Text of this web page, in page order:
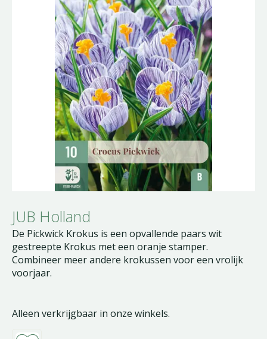
JUB Holland
De Pickwick Krokus is een opvallende paars wit
gestreepte Krokus met een oranje stamper.
Combineer meer andere krokussen voor een vrolijk
voorjaar.
Alleen verkrijgbaar in onze winkels.